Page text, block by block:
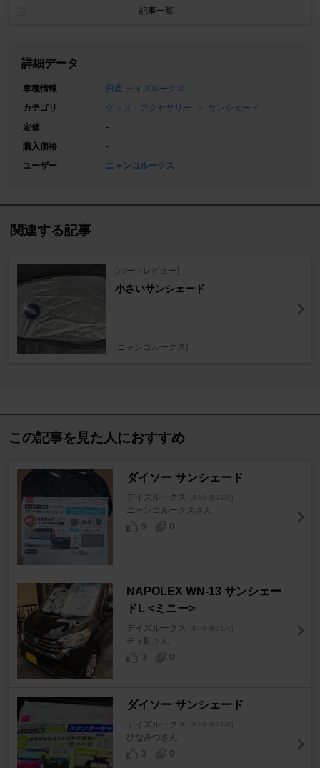
記事一覧
詳細データ
車種情報
日産 デイズルークス
カテゴリ
グッズ・アクセサリー
サンシェード
定価
-
購入価格
-
ユーザー
ニャンコルークス
関連する記事
[パーツレビュー]
小さいサンシェード
[ニャンコルークス]
この記事を見た人におすすめ
ダイソー サンシェード
デイズルークス [BA0 (B21A)]
ニャンコルークスさん
9
0
NAPOLEX WN-13 サンシェー
ドL <ミニー>
デイズルークス [BA0 (B21A)]
チィ助さん
3
0
ダイソー サンシェード
デイズルークス [BA0 (B21A)]
ひなみつさん
3
0